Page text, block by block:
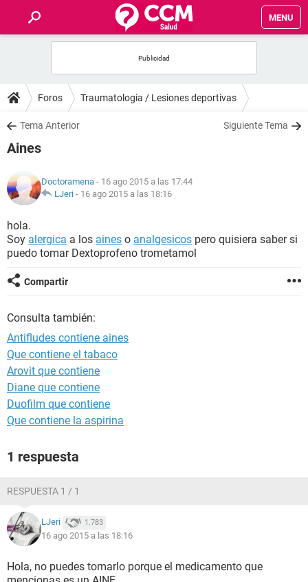
MENU
FOROS
SALUD
NUTRICIÓN
BIENESTAR
Foros Traumatologia / Lesiones deportivas
Tema Anterior Siguiente Tema
Aines
Doctoramena - 16 ago 2015 a las 17:44
LJeri - 16 ago 2015 a las 18:16
hola.
Soy alergica a los aines o analgesicos pero quisiera saber si
puedo tomar Dextoprofeno trometamol
Compartir
Consulta también:
Antifludes contiene aines
Que contiene el tabaco
Arovit que contiene
Diane que contiene
Duofilm que contiene
Que contiene la aspirina
1 respuesta
RESPUESTA 1 / 1
LJeri 1.783
16 ago 2015 a las 18:16
Hola, no puedes tomarlo porque el medicamento que